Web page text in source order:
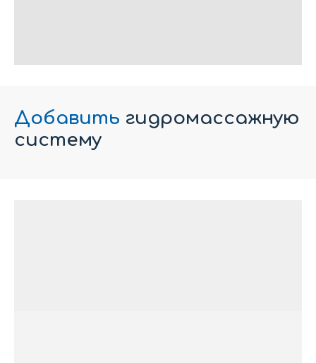
Добавить гидромассажную
систему